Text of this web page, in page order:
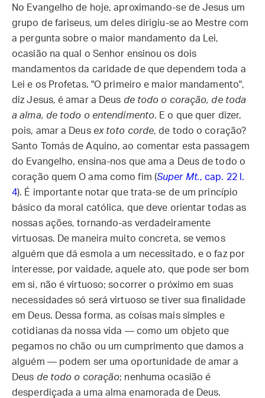
No Evangelho de hoje, aproximando-se de Jesus um
grupo de fariseus, um deles dirigiu-se ao Mestre com
a pergunta sobre o maior mandamento da Lei,
ocasião na qual o Senhor ensinou os dois
mandamentos da caridade de que dependem toda a
Lei e os Profetas. "O primeiro e maior mandamento",
diz Jesus, é amar a Deus de todo o coração, de toda
a alma, de todo o entendimento. E o que quer dizer,
pois, amar a Deus ex toto corde, de todo o coração?
Santo Tomás de Aquino, ao comentar esta passagem
do Evangelho, ensina-nos que ama a Deus de todo o
coração quem O ama como fim (Super Mt., cap. 22 l.
4). É importante notar que trata-se de um princípio
básico da moral católica, que deve orientar todas as
nossas ações, tornando-as verdadeiramente
virtuosas. De maneira muito concreta, se vemos
alguém que dá esmola a um necessitado, e o faz por
interesse, por vaidade, aquele ato, que pode ser bom
em si, não é virtuoso; socorrer o próximo em suas
necessidades só será virtuoso se tiver sua finalidade
em Deus. Dessa forma, as coisas mais simples e
cotidianas da nossa vida — como um objeto que
pegamos no chão ou um cumprimento que damos a
alguém — podem ser uma oportunidade de amar a
Deus de todo o coração; nenhuma ocasião é
desperdiçada a uma alma enamorada de Deus.